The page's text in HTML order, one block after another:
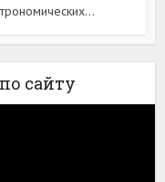
сайту